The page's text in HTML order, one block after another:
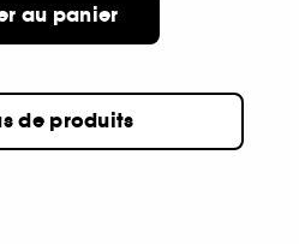
au panier
de produits